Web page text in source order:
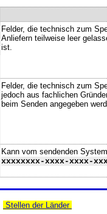
Felder, die technisch zum
Anliefern teilweise leer
ist.
Felder, die technisch zum
jedoch aus fachlichen
beim Senden angegeben
Kann vom sendenden
xxxxxxxx-xxxx-xxxx-
Stellen der Länder